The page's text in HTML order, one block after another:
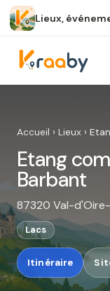
Lieux,
Accueil › Lieux ›
Etang
Barbant
87320 Val-
Lacs
Itinéraire